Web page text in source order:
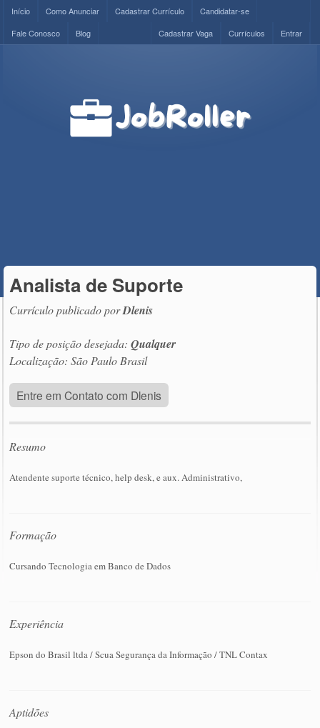
Início Como Anunciar Cadastrar Currículo
Candidatar-se
Fale Conosco
Blog Entrar
Currículos
Cadastrar Vaga
Analista de Suporte
Currículo publicado porDlenis
Tipo de posição desejada:Qualquer
Localização: São Paulo Brasil
Entre em Contato com Dlenis
Resumo
Atendente suporte técnico, help desk, e aux. Administrativo,
Formação
Cursando Tecnologia em Banco de Dados
Experiência
Epson do Brasil ltda / Scua Segurança da Informação / TNL Contax
Aptidões